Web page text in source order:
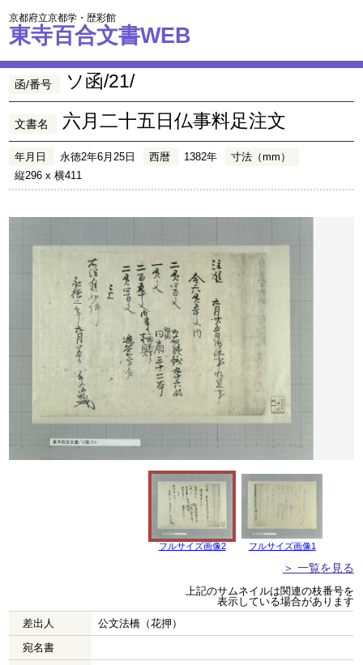
京都府立京都学・歴彩館
東寺百合文書WEB
函/番号 ソ函/21/
文書名 六月二十五日仏事料足注文
年月日 永徳2年6月25日 西暦 1382年
寸法（mm）
縦296 x 横411
フルサイズ画像2 フルサイズ画像1
＞ 一覧を見る
上記のサムネイルは関連の枝番号を
表示している場合があります
差出人
公文法橋（花押）
宛名書